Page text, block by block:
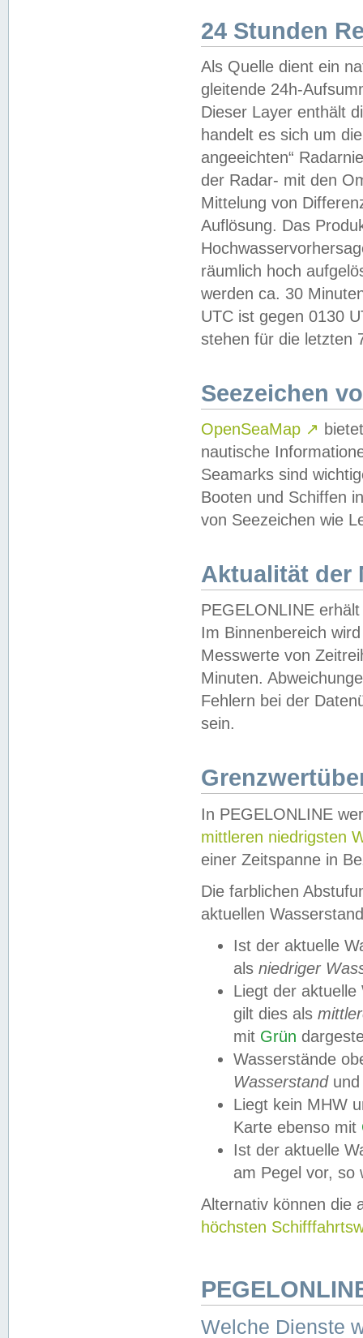
24 Stunden
Als Quelle dient ein
gleitende 24h-
Dieser Layer enthält
handelt es sich um
angeeichten“
der Radar- mit den
Mittelung von
Auflösung. Das
räumlich hoch
werden ca. 30
UTC ist gegen 0130
stehen für die letzten
Seezeichen
OpenSeaMap ↗
nautische
Seamarks sind
Booten und Schiffen
von Seezeichen wie
Aktualität der
PEGELONLINE
Im Binnenbereich
Messwerte von
Minuten.
Fehlern bei der
sein.
In PEGELONLINE
mittleren niedrigsten
einer Zeitspanne in
Die farblichen
aktuellen
Ist der aktuelle
als niedriger
Liegt der
gilt dies als
mit Grün
Wasserstände
Wasserstandund
Liegt kein MHW
Karte ebenso mit
Ist der aktuelle
am Pegel vor,
Alternativ können die
höchsten
Welche Dienste